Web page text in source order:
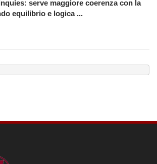
serve maggiore coerenza con la
equilibrio e logica ...